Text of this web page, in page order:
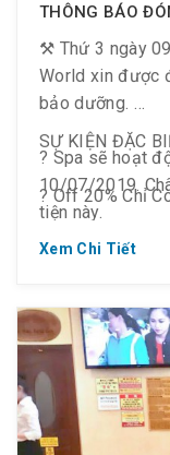
⁉️ Đi Hàn Quốc
THÔNG BÁO
⚒ Thứ 3 ngày
World xin được
bảo dưỡng.
? Spa sẽ hoạt
10/07/2019.
tiện này.
SỰ KIỆN ĐẶC
? Off 20% Chỉ
? Cho tất cả
? Khi check-in
? Chỉ duy nhất
Xem Chi Tiết